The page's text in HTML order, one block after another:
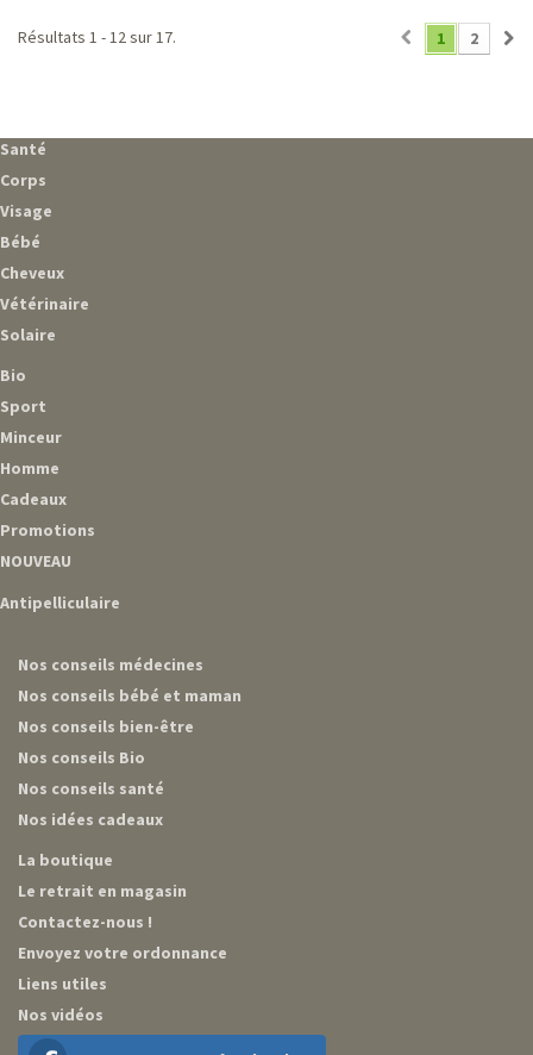
1 2
Résultats 1 - 12 sur 17.
Santé
Corps
Visage
Bébé
Cheveux
Vétérinaire
Solaire
Bio
Sport
Minceur
Homme
Cadeaux
Promotions
NOUVEAU
Antipelliculaire
Nos conseils médecines
Nos conseils bébé et maman
Nos conseils bien-être
Nos conseils Bio
Nos conseils santé
Nos idées cadeaux
La boutique
Le retrait en magasin
Contactez-nous !
Envoyez votre ordonnance
Liens utiles
Nos vidéos